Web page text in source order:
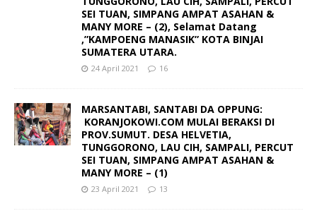
SEI TUAN, SIMPANG AMPAT ASAHAN &
MANY MORE – (2), Selamat Datang
,”KAMPOENG MANASIK” KOTA BINJAI
SUMATERA UTARA.
24 April 2021 16
MARSANTABI, SANTABI DA OPPUNG:
KORANJOKOWI.COM MULAI BERAKSI DI
PROV.SUMUT. DESA HELVETIA,
TUNGGORONO, LAU CIH, SAMPALI, PERCUT
SEI TUAN, SIMPANG AMPAT ASAHAN &
MANY MORE – (1)
23 April 2021 13